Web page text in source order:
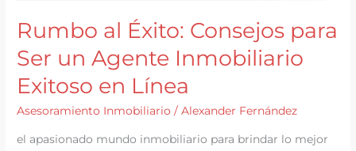
Rumbo al Éxito: Consejos para
Ser un Agente Inmobiliario
Exitoso en Línea
Asesoramiento Inmobiliario /Alexander Fernández
el apasionado mundo inmobiliario para brindar lo mejor